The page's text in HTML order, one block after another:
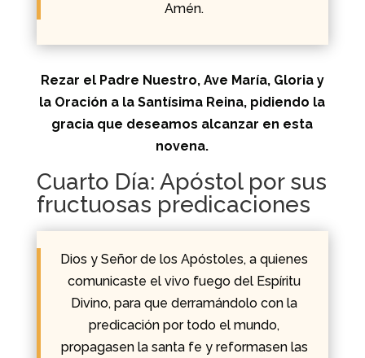
Amén.
Rezar el Padre Nuestro, Ave María, Gloria y
la Oración a la Santísima Reina, pidiendo la
gracia que deseamos alcanzar en esta
novena.
Cuarto Día: Apóstol por sus
fructuosas predicaciones
Dios y Señor de los Apóstoles, a quienes
comunicaste el vivo fuego del Espíritu
Divino, para que derramándolo con la
predicación por todo el mundo,
propagasen la santa fe y reformasen las